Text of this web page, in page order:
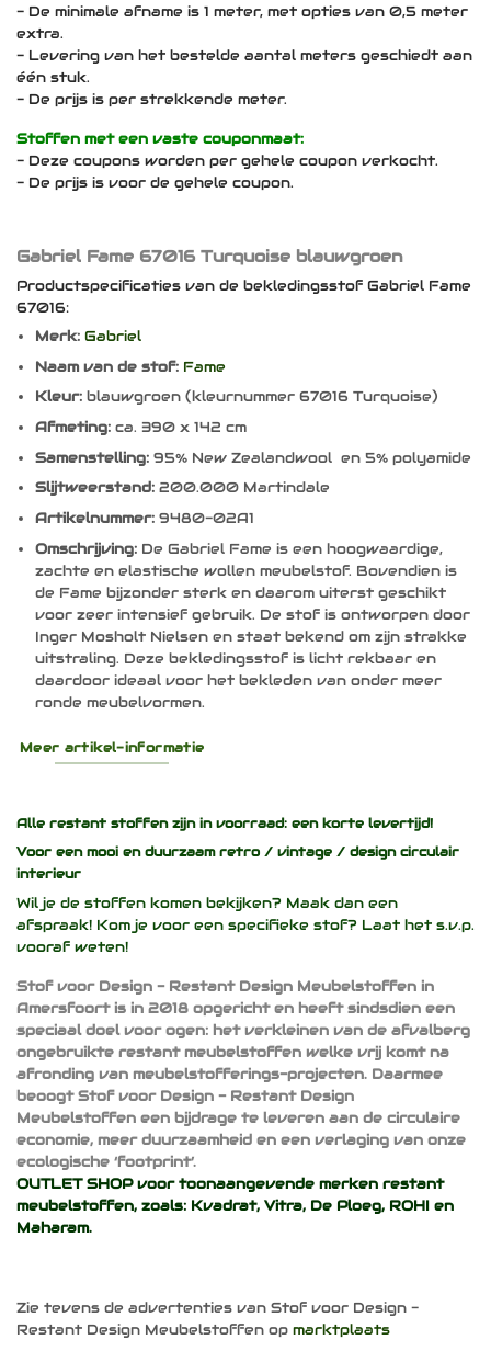
- De minimale afname is 1 meter, met opties van 0,5 meter
extra.
- Levering van het bestelde aantal meters geschiedt aan
één stuk.
- De prijs is per strekkende meter.
Stoffen met een vaste couponmaat:
- Deze coupons worden per gehele coupon verkocht.
- De prijs is voor de gehele coupon.
Gabriel Fame 67016 Turquoise blauwgroen
Productspecificaties van de bekledingsstof Gabriel Fame
67016:
Merk: Gabriel
Naam van de stof: Fame
Kleur: blauwgroen (kleurnummer 67016 Turquoise)
Afmeting:ca. 390 x 142 cm
Samenstelling:95% New Zealandwool en 5% polyamide
Slijtweerstand:200.000 Martindale
Artikelnummer:9480-02A1
Omschrijving:De Gabriel Fame is een hoogwaardige,
zachte en elastische wollen meubelstof. Bovendien is
de Fame bijzonder sterk en daarom uiterst geschikt
voor zeer intensief gebruik. De stof is ontworpen door
Inger Mosholt Nielsen en staat bekend om zijn strakke
uitstraling. Deze bekledingsstof is licht rekbaar en
daardoor ideaal voor het bekleden van onder meer
ronde meubelvormen.
Meer artikel-informatie
Alle restant stoffen zijn in voorraad: een korte levertijd!
Voor een mooi en duurzaam retro / vintage / design circulair
interieur
Wil je de stoffen komen bekijken? Maak dan een
afspraak! Kom je voor een specifieke stof? Laat het s.v.p.
vooraf weten!
Stof voor Design - Restant Design Meubelstoffen in
Amersfoort is in 2018 opgericht en heeft sindsdien een
speciaal doel voor ogen: het verkleinen van de afvalberg
ongebruikte restant meubelstoffen welke vrij komt na
afronding van meubelstofferings-projecten. Daarmee
beoogt Stof voor Design - Restant Design
Meubelstoffen een bijdrage te leveren aan de circulaire
economie, meer duurzaamheid en een verlaging van onze
ecologische ‘footprint’.
OUTLET SHOP voor toonaangevende merken restant
meubelstoffen, zoals: Kvadrat, Vitra, De Ploeg, ROHI en
Maharam.
Zie tevens de advertenties van Stof voor Design -
Restant Design Meubelstoffen op marktplaats